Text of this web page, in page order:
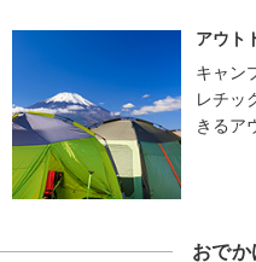
アウト
キャン
レチッ
きるア
おでか